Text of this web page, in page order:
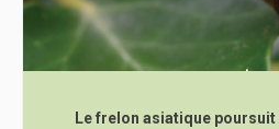
Le frelon asiatique